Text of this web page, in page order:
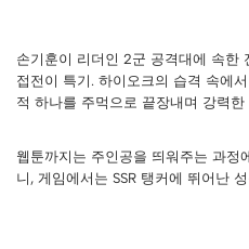
손기훈이 리더인 2군 공격대에 속한
접전이 특기. 하이오크의 습격 속에
적 하나를 주먹으로 끝장내며 강력
웹툰까지는 주인공을 띄워주는 과정
니, 게임에서는 SSR 탱커에 뛰어난